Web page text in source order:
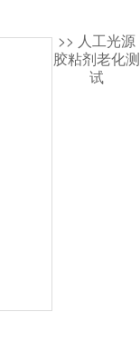
>> 人工光源
胶粘剂老化测
试